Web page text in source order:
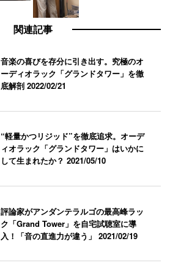
関連記事
音楽の喜びを存分に引き出す。究極のオ
ーディオラック「グランドタワー」を徹
底解剖2022/02/21
“軽量かつリジッド”を徹底追求。オーデ
ィオラック「グランドタワー」はいかに
して生まれたか？2021/05/10
評論家がアンダンテラルゴの最高峰ラッ
ク「Grand Tower」を自宅試聴室に導
入！「音の直進力が違う」2021/02/19